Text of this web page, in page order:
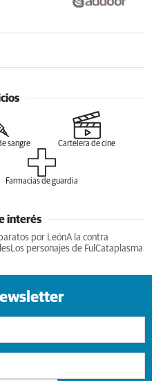
sangre Cartelera de cine
Farmacias de guardia
interés
por LeónA la contra
Los personajes de Ful Cataplasma